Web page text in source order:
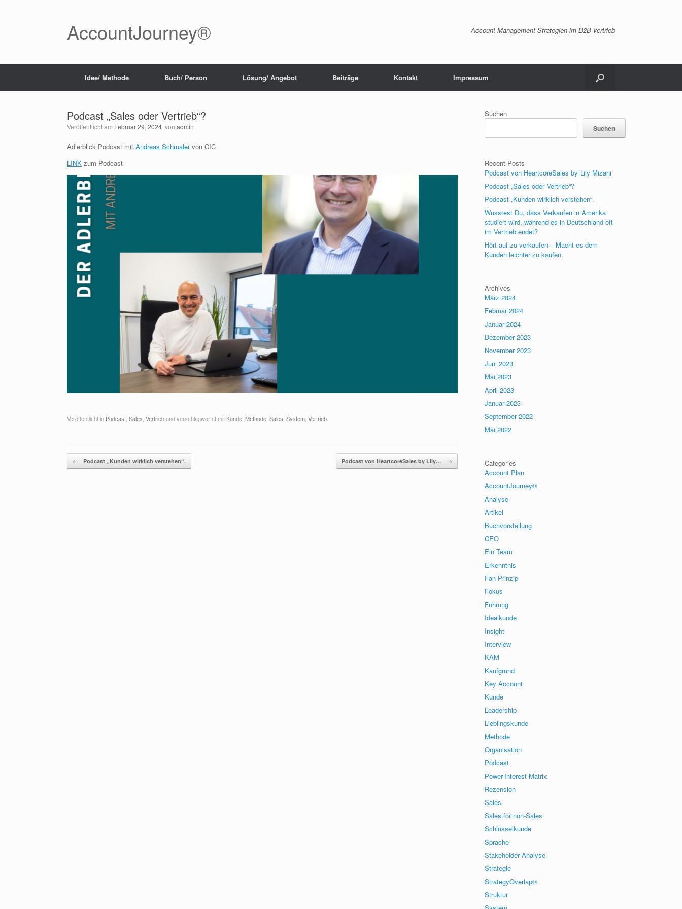
AccountJourney® Account Management Strategien im B2B-Vertrieb
Idee/ Methode Buch/ Person Lösung/ Angebot Beiträge Kontakt Impressum
Podcast „Sales oder Vertrieb“?
Veröffentlicht am Februar 29, 2024 von admin
Adlerblick Podcast mit Andreas Schmalervon CIC
LINK zum Podcast
Veröffentlicht in Podcast Sales Vertriebund verschlagwortet mit Kunde Methode Sales System Vertrieb
Beitragsnavigation
← Podcast „Kunden wirklich verstehen“. Podcast von HeartcoreSales by Lily… →
Suchen
Suchen
Recent Posts
Podcast von HeartcoreSales by Lily Mizani
Podcast „Sales oder Vertrieb“?
Podcast „Kunden wirklich verstehen“.
Wusstest Du, dass Verkaufen in Amerika
studiert wird, während es in Deutschland oft
im Vertrieb endet?
Hört auf zu verkaufen – Macht es dem
Kunden leichter zu kaufen.
Archives
März 2024
Februar 2024
Januar 2024
Dezember 2023
November 2023
Juni 2023
Mai 2023
April 2023
Januar 2023
September 2022
Mai 2022
Categories
Account Plan
AccountJourney®
Analyse
Artikel
Buchvorstellung
CEO
Ein Team
Erkenntnis
Fan Prinzip
Fokus
Führung
Idealkunde
Insight
Interview
KAM
Kaufgrund
Key Account
Kunde
Leadership
Lieblingskunde
Methode
Organisation
Podcast
Power-Interest-Matrix
Rezension
Sales
Sales for non-Sales
Schlüsselkunde
Sprache
Stakeholder Analyse
Strategie
StrategyOverlap®
Struktur